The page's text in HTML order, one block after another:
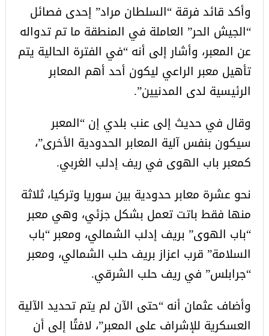
وأكد قائد فرقة “السلطان مراد” إحدى فصائل
“الجيش الحر” العاملة في المنطقة ما تم تدواله
عن المعبر، وأشار إلى أنه “في الفترة الحالية يتم
تأهيل معبر الراعي ليكون أحد أهم المعابر
الرئيسية لدى المدنيين”.
وقال في حديث إلى عنب بلدي إن “المعبر
سيكون بنفس آلية المعابر الحدودية الأخرى”،
كمعبر باب الهوى في ريف إدلب الغربي.
نحو عشرة معابر حدودية بين سوريا وتركيا، ثلاثة
منها فقط باتت تعمل بشكل جزئي، وهي معبر
“باب الهوى” بريف إدلب الشمالي، ومعبر “باب
السلامة” قرب اعزاز بريف حلب الشمالي، ومعبر
“جرابلس” في ريف حلب الشرقي.
وأضاف عثمان أنه “حتى الآن لم يتم تحديد الآلية
العسكرية للإشراف على المعبر”، لافتًا إلى أن